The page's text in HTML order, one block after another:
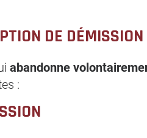
DE DÉMISSION
abandonne
: